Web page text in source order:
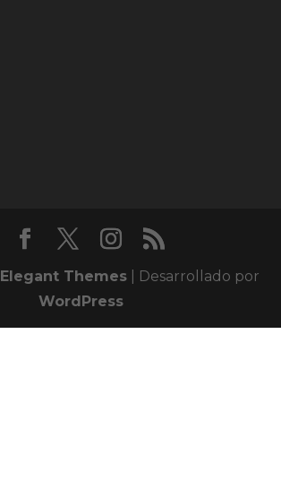
Elegant Themes | Desarrollado por
WordPress